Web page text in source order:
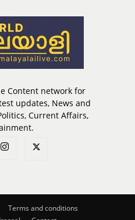
Content network for
updates, News and
Current Affairs,
Terms and conditions